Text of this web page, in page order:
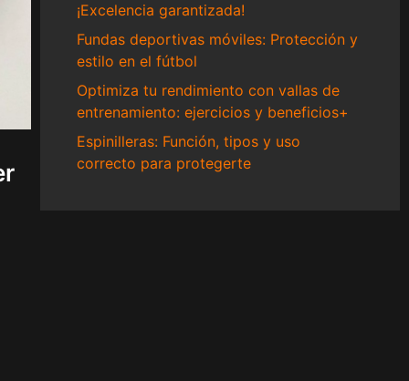
¡Excelencia garantizada!
Fundas deportivas móviles: Protección y
estilo en el fútbol
Optimiza tu rendimiento con vallas de
entrenamiento: ejercicios y beneficios+
Espinilleras: Función, tipos y uso
correcto para protegerte